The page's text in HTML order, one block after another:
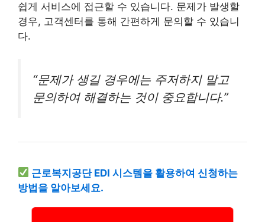
쉽게 서비스에 접근할 수 있습니다. 문제가 발생할
경우, 고객센터를 통해 간편하게 문의할 수 있습니
다.
“문제가 생길 경우에는 주저하지 말고
문의하여 해결하는 것이 중요합니다.”
근로복지공단 EDI 시스템을 활용하여 신청하는
방법을 알아보세요.